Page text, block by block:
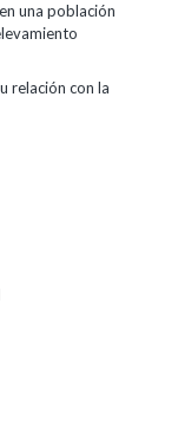
una población
relación con la